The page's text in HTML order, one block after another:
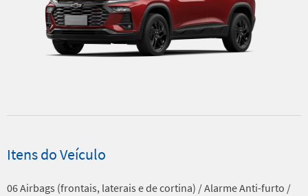
Itens do Veículo
06 Airbags (frontais, laterais e de cortina) / Alarme Anti-furto /